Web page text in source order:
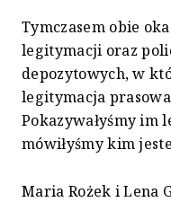
Tymczasem obie
legitymacji oraz
depozytowych, w
legitymacja
Pokazywałyśmy im
mówiłyśmy kim
Maria Rożek i Lena